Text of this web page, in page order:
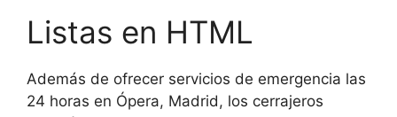
Listas en HTML
Además de ofrecer servicios de emergencia las
24 horas en Ópera, Madrid, los cerrajeros